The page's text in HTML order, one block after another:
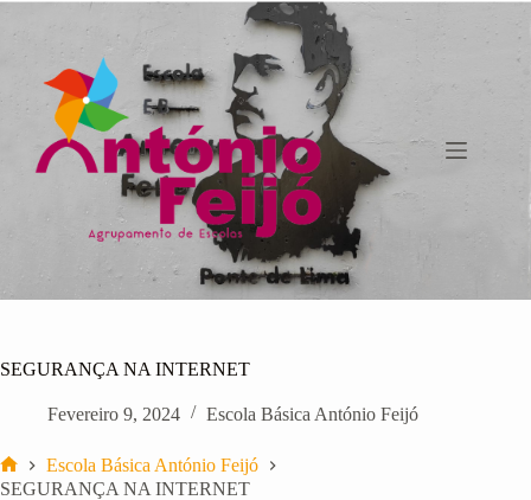
Pular
para
conteúdo
SEGURANÇA NA INTERNET
Fevereiro 9, 2024 Escola Básica António Feijó
Início
Escola Básica António Feijó
SEGURANÇA NA INTERNET